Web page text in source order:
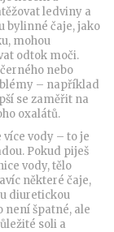
ledviny a
bylinné čaje,jako
mohou
odtok moči.
nebo
– například
se zaměřit na
oxalátů.
vody – to je
Pokud piješ
vody, tělo
některé čaje,
diuretickou
není špatné, ale
soli a